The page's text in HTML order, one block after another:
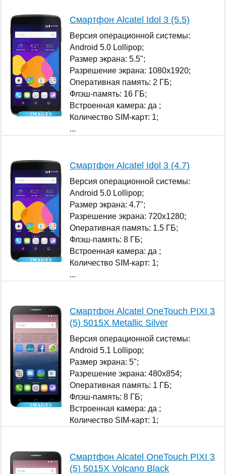
Смартфон Alcatel Idol 3 (5.5)
Версия операционной системы:
Android 5.0 Lollipop;
Размер экрана: 5.5";
Разрешение экрана: 1080x1920;
Оперативная память: 2 ГБ;
Флэш-память: 16 ГБ;
Встроенная камера: да ;
Количество SIM-карт: 1;
...
Смартфон Alcatel Idol 3 (4.7)
Версия операционной системы:
Android 5.0 Lollipop;
Размер экрана: 4.7";
Разрешение экрана: 720x1280;
Оперативная память: 1.5 ГБ;
Флэш-память: 8 ГБ;
Встроенная камера: да ;
Количество SIM-карт: 1;
...
Смартфон Alcatel OneTouch PIXI 3
(5) 5015X Metallic Silver
Версия операционной системы:
Android 5.1 Lollipop;
Размер экрана: 5";
Разрешение экрана: 480x854;
Оперативная память: 1 ГБ;
Флэш-память: 8 ГБ;
Встроенная камера: да ;
Количество SIM-карт: 1;
Смартфон Alcatel OneTouch PIXI 3
(5) 5015X Volcano Black